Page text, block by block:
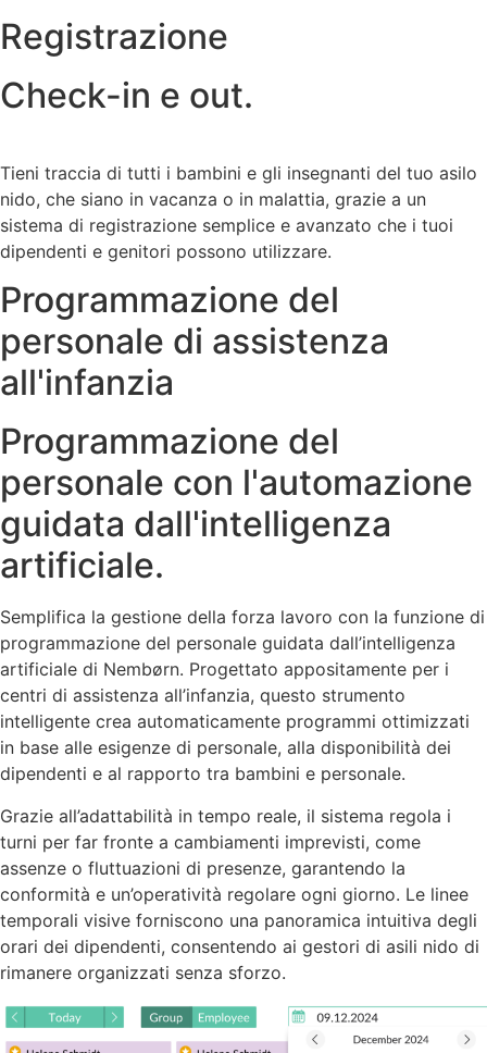
Registrazione
Check-in e out.
Tieni traccia di tutti i bambini e gli insegnanti del tuo asilo
nido, che siano in vacanza o in malattia, grazie a un
sistema di registrazione semplice e avanzato che i tuoi
dipendenti e genitori possono utilizzare.
Programmazione del
personale di assistenza
all'infanzia
Programmazione del
personale con l'automazione
guidata dall'intelligenza
artificiale.
Semplifica la gestione della forza lavoro con la funzione di
programmazione del personale guidata dall’intelligenza
artificiale di Nembørn. Progettato appositamente per i
centri di assistenza all’infanzia, questo strumento
intelligente crea automaticamente programmi ottimizzati
in base alle esigenze di personale, alla disponibilità dei
dipendenti e al rapporto tra bambini e personale.
Grazie all’adattabilità in tempo reale, il sistema regola i
turni per far fronte a cambiamenti imprevisti, come
assenze o fluttuazioni di presenze, garantendo la
conformità e un’operatività regolare ogni giorno. Le linee
temporali visive forniscono una panoramica intuitiva degli
orari dei dipendenti, consentendo ai gestori di asili nido di
rimanere organizzati senza sforzo.